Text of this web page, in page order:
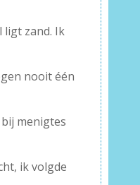
ligt zand. Ik
nooit één
menigtes
ik volgde